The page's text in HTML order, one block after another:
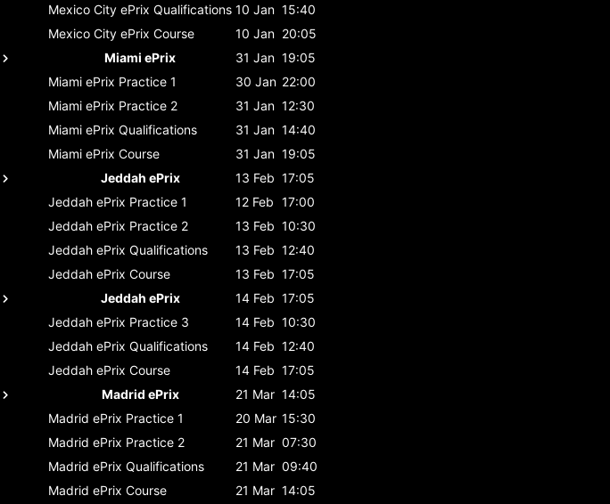
Mexico City ePrix Qualifications 10 Jan 15:40
Mexico City ePrix Course 10 Jan 20:05
Miami ePrix
31 Jan 19:05
Miami ePrix Practice 1 30 Jan 22:00
Miami ePrix Practice 2 31 Jan 12:30
Miami ePrix Qualifications 31 Jan 14:40
Miami ePrix Course 31 Jan 19:05
Jeddah ePrix
13 Feb 17:05
Jeddah ePrix Practice 1 12 Feb 17:00
Jeddah ePrix Practice 2 13 Feb 10:30
Jeddah ePrix Qualifications 13 Feb 12:40
Jeddah ePrix Course 13 Feb 17:05
Jeddah ePrix
14 Feb 17:05
Jeddah ePrix Practice 3 14 Feb 10:30
Jeddah ePrix Qualifications 14 Feb 12:40
Jeddah ePrix Course 14 Feb 17:05
Madrid ePrix
21 Mar 14:05
Madrid ePrix Practice 1 20 Mar 15:30
Madrid ePrix Practice 2 21 Mar 07:30
Madrid ePrix Qualifications 21 Mar 09:40
Madrid ePrix Course 21 Mar 14:05